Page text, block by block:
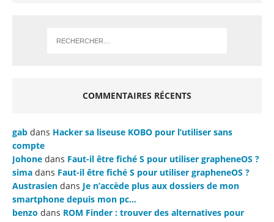
COMMENTAIRES RÉCENTS
gab dans Hacker sa liseuse KOBO pour l’utiliser sans
compte
Johone dans Faut-il être fiché S pour utiliser grapheneOS ?
sima dans Faut-il être fiché S pour utiliser grapheneOS ?
Austrasien dans Je n’accède plus aux dossiers de mon
smartphone depuis mon pc…
benzo dans ROM Finder : trouver des alternatives pour